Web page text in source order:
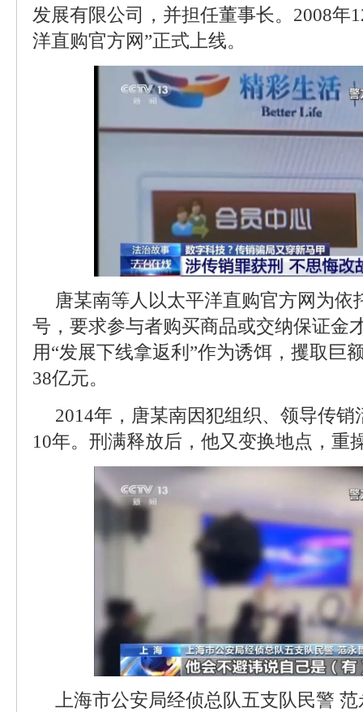
发展有限公司，并担任董事长。2008年
洋直购官方网”正式上线。
唐某南等人以太平洋直购官方网为依
号，要求参与者购买商品或交纳保证金
用“发展下线拿返利”作为诱饵，攫取巨
38亿元。
2014年，唐某南因犯组织、领导传
10年。刑满释放后，他又变换地点，重
上海市公安局经侦总队五支队民警